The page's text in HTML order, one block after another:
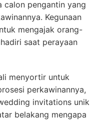
calon pengantin yang
Kegunaan
mengajak orang-
saat perayaan
menyortir untuk
perkawinannya,
invitations unik
belakang mengapa